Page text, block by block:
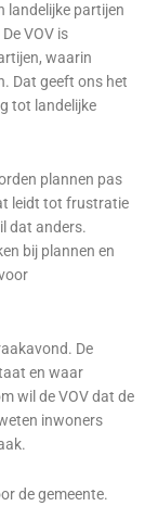
landelijke partijen
VOV is
waarin
Dat geeft ons het
tot landelijke
plannen pas
leidt tot frustratie
dat anders.
bij plannen en
De
en waar
wil de VOV dat de
inwoners
de gemeente.